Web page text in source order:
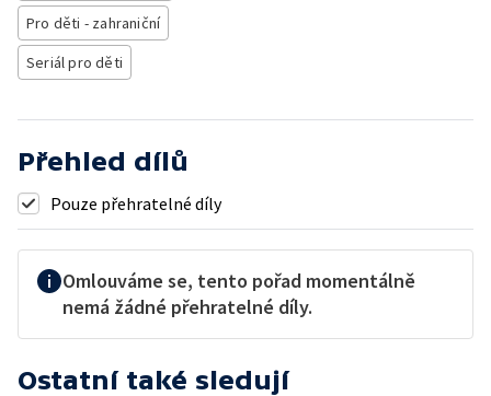
Pro děti - zahraniční
Seriál pro děti
Přehled dílů
Pouze přehratelné díly
Omlouváme se, tento pořad momentálně
nemá žádné přehratelné díly.
Ostatní také sledují